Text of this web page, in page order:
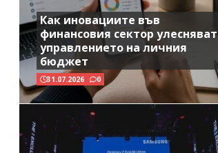
Как иновациите във
финансовия сектор улесняват
управлението на личния
бюджет
31.07.2026 0